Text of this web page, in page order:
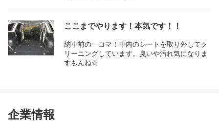
ここまでやります！本気です！！
納車前の一コマ！車内のシートを取り外してク
リーニングしています。臭いや汚れ気になりま
すもんね☆
企業情報